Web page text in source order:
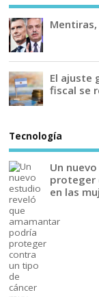
El ajuste
fiscal se
Tecnología
Un
proteger
en las